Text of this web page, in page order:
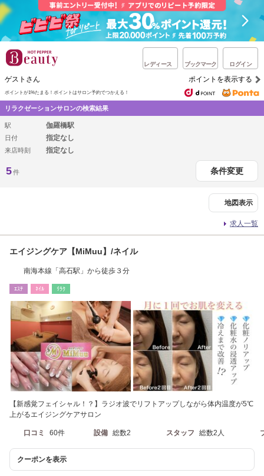
レディース ブックマーク ログイン
ゲストさん ポイントを表示する
ポイントが1%たまる！ ポイントはサロン予約でつかえる！
リラクゼーションサロンの検索結果
駅 伽羅橋駅
日付 指定なし
来店時刻 指定なし
5件 条件変更
地図表示
求人一覧
エイジングケア【MiMuu】/ネイル
南海本線「高石駅」から徒歩３分
ｴｽﾃ ﾈｲﾙ ﾘﾗｸ
【新感覚フェイシャル！？】ラジオ波でリフトアップしながら体内温度が5℃
上がるエイジングケアサロン
口コミ 60件 設備 総数2 スタッフ 総数2人
クーポンを表示